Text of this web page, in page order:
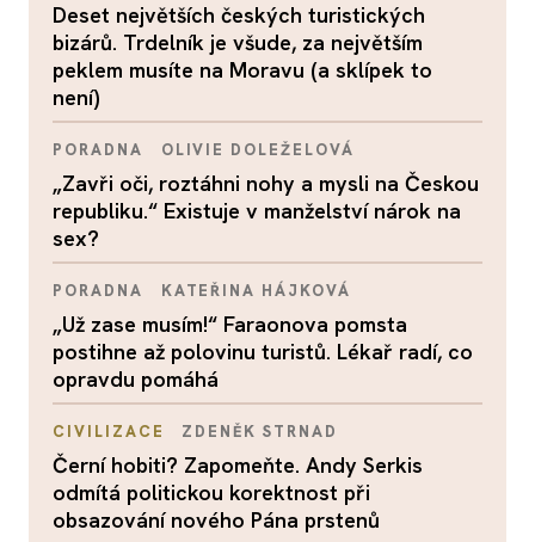
Deset největších českých turistických
bizárů. Trdelník je všude, za největším
peklem musíte na Moravu (a sklípek to
není)
PORADNA OLIVIE DOLEŽELOVÁ
„Zavři oči, roztáhni nohy a mysli na Českou
republiku.“ Existuje v manželství nárok na
sex?
PORADNA KATEŘINA HÁJKOVÁ
„Už zase musím!“ Faraonova pomsta
postihne až polovinu turistů. Lékař radí, co
opravdu pomáhá
CIVILIZACE ZDENĚK STRNAD
Černí hobiti? Zapomeňte. Andy Serkis
odmítá politickou korektnost při
obsazování nového Pána prstenů